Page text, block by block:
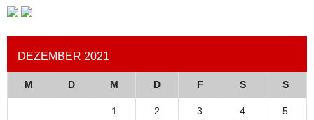
DEZEMBER 2021
M D M D F S S
1 2 3 4 5